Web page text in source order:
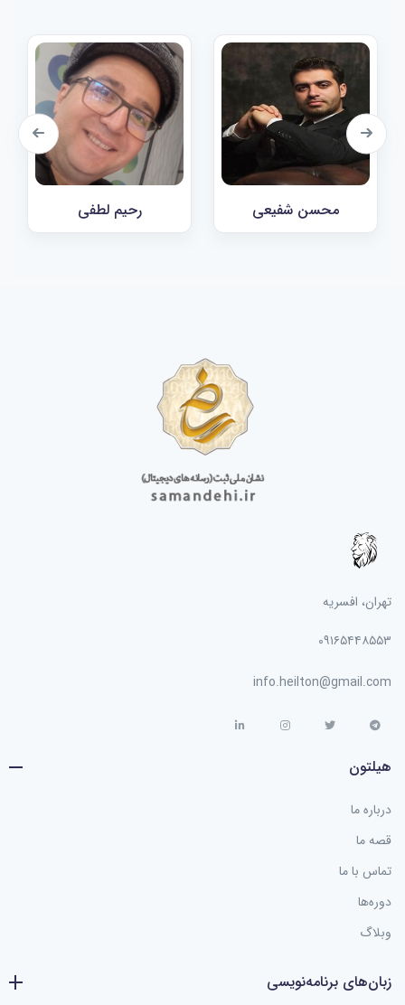
رحیم لطفی محسن شفیعی
تهران، افسریه
۰۹۱۶۵۴۴۸۵۵۳
info.heilton@gmail.com
هیلتون
درباره ما
قصه ما
تماس با ما
دوره‌ها
وبلاگ
زبان‌های برنامه‌نویسی